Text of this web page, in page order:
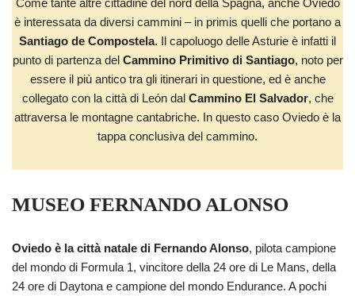
è interessata da diversi cammini – in primis quelli che portano a
Santiago de Compostela. Il capoluogo delle Asturie è infatti il
punto di partenza del Cammino Primitivo di Santiago, noto per
essere il più antico tra gli itinerari in questione, ed è anche
collegato con la città di León dal Cammino El Salvador, che
attraversa le montagne cantabriche. In questo caso Oviedo è la
tappa conclusiva del cammino.
MUSEO FERNANDO ALONSO
Oviedo è la città natale di Fernando Alonso, pilota campione
del mondo di Formula 1, vincitore della 24 ore di Le Mans, della
24 ore di Daytona e campione del mondo Endurance. A pochi